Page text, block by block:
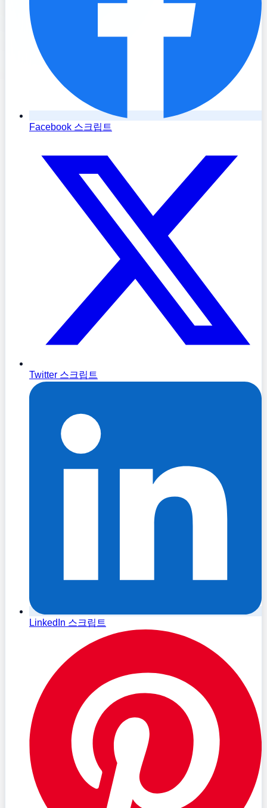
Facebook 스크립트
Twitter 스크립트
LinkedIn 스크립트